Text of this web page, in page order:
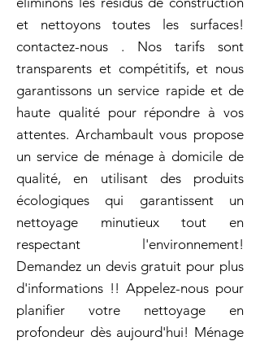
et nettoyons toutes les surfaces!
contactez-nous . Nos tarifs sont
transparents et compétitifs, et nous
garantissons un service rapide et de
haute qualité pour répondre à vos
attentes. Archambault vous propose
un service de ménage à domicile de
qualité, en utilisant des produits
écologiques qui garantissent un
nettoyage minutieux tout en
respectant l'environnement!
Demandez un devis gratuit pour plus
d'informations !! Appelez-nous pour
planifier votre nettoyage en
profondeur dès aujourd'hui! Ménage